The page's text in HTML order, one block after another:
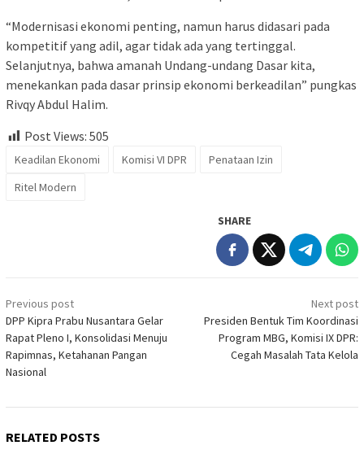
“Modernisasi ekonomi penting, namun harus didasari pada
kompetitif yang adil, agar tidak ada yang tertinggal.
Selanjutnya, bahwa amanah Undang-undang Dasar kita,
menekankan pada dasar prinsip ekonomi berkeadilan” pungkas
Rivqy Abdul Halim.
Post Views: 505
Keadilan Ekonomi Komisi VI DPR
Penataan Izin
Ritel Modern
SHARE
Post
navigation
Previous post
DPP Kipra Prabu Nusantara Gelar
Rapat Pleno I, Konsolidasi Menuju
Rapimnas, Ketahanan Pangan
Nasional
Next post
Presiden Bentuk Tim Koordinasi
Program MBG, Komisi IX DPR:
Cegah Masalah Tata Kelola
RELATED POSTS